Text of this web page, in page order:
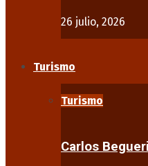
26 julio, 2026
Turismo
Turismo
Carlos